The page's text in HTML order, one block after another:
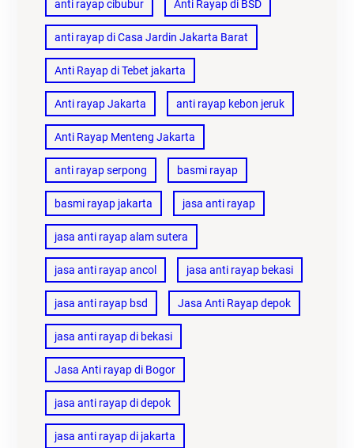
anti rayap cibubur Anti Rayap di BSD
anti rayap di Casa Jardin Jakarta Barat
Anti Rayap di Tebet jakarta
Anti rayap Jakarta anti rayap kebon jeruk
Anti Rayap Menteng Jakarta
anti rayap serpong basmi rayap
basmi rayap jakarta jasa anti rayap
jasa anti rayap alam sutera
jasa anti rayap ancol jasa anti rayap bekasi
jasa anti rayap bsd Jasa Anti Rayap depok
jasa anti rayap di bekasi
Jasa Anti rayap di Bogor
jasa anti rayap di depok
jasa anti rayap di jakarta